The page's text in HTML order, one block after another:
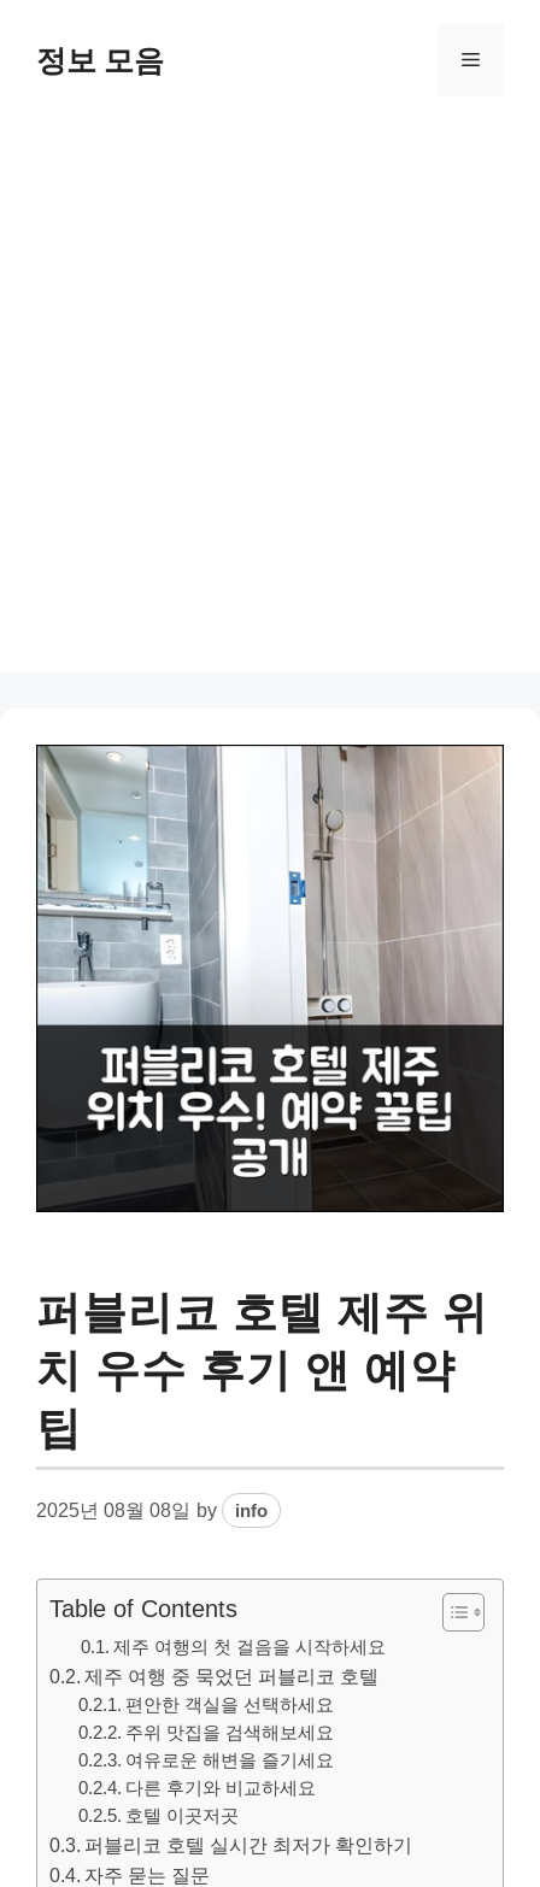
content정보 모음 Menu
퍼블리코 호텔 제주 위
치 우수 후기 앤 예약
팁
2025년 08월 08일 by info
Table of Contents
제주 여행의 첫 걸음을 시작하세요
제주 여행 중 묵었던 퍼블리코 호텔
편안한 객실을 선택하세요
주위 맛집을 검색해보세요
여유로운 해변을 즐기세요
다른 후기와 비교하세요
호텔 이곳저곳
퍼블리코 호텔 실시간 최저가 확인하기
자주 묻는 질문